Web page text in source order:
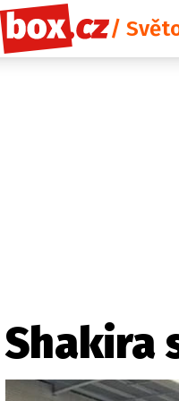
/
Etický
Shakira